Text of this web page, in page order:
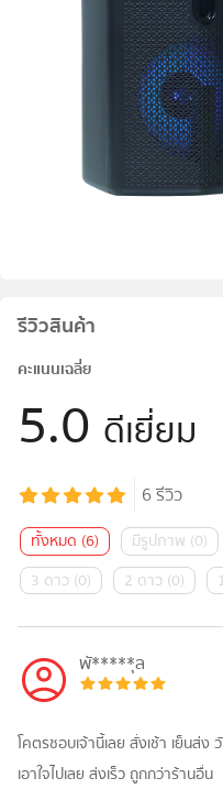
รีวิวสินค้า
คะแนนเฉลี่ย
5.0 ดีเยี่ยม
6รีวิว
ทั้งหมด (6) มีรูปภาพ (0)
3 ดาว (0) 2 ดาว (0)
พั*****ุล
โคตรชอบเจ้านี้เลย สั่งเช้า เย็นส่
เอาใจไปเลย ส่งเร็ว ถูกกว่าร้านอื่น